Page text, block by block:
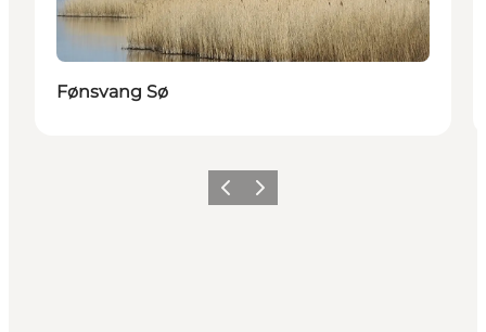
Fønsvang Sø
ForrigeNæste